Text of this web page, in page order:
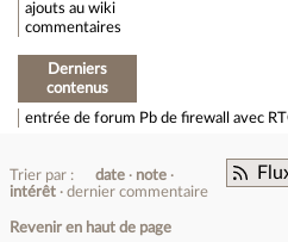
ajouts au wiki
commentaires
Derniers
contenus
entrée de forum Pb de firewall avec
Trier par : date
note
intérêt
dernier commentaire
Revenir en haut de page